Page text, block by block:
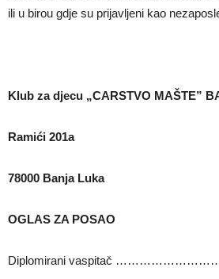
ili u birou gdje su prijavljeni kao
Klub za djecu „CARSTVO MAŠTE”
Ramići 201a
78000 Banja Luka
OGLAS ZA POSAO
Diplomirani vaspitač ………………………